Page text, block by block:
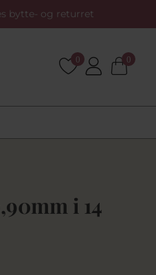
bytte- og returret
0 0
i 14